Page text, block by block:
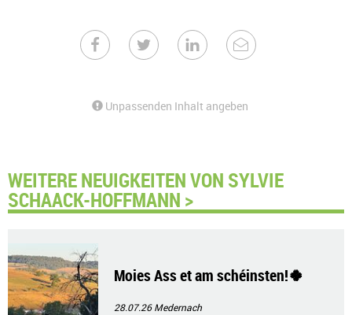
Unpassenden Inhalt angeben
WEITERE NEUIGKEITEN VON SYLVIE
SCHAACK-HOFFMANN >
Moies Ass et am schéinsten!🍀
28.07.26Medernach